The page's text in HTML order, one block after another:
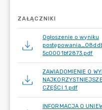
ZAŁĄCZNIKI
Ogłoszenie o wyniku
5c0001bf2873.pdf
ZAWIADOMIENIE O
CZĘŚCI 1.pdf
INFORMACJA O